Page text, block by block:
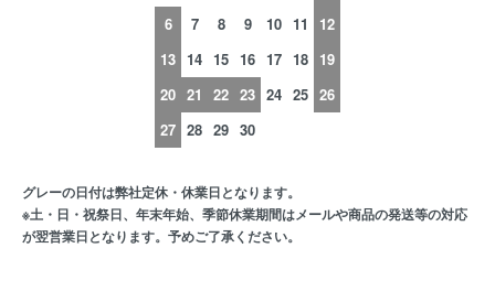
6
7 8 9 10 11
12
13 14 15 16 17 18 19
20 21 22 23 24 25 26
27 28 29 30
グレーの日付は弊社定休・休業日となります。
※土・日・祝祭日、年末年始、季節休業期間はメールや商品の発送等の対応
が翌営業日となります。予めご了承ください。